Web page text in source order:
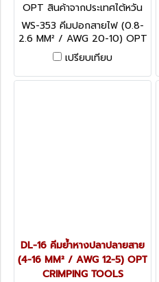
OPT สินค้าจากประเทศไต้หวัน
WS-353
WS-353 คีมปอกสายไฟ (0.8-
2.6 MM² / AWG 20-10) OPT
WIRE STRIPPING TOOL
เปรียบเทียบ
DL-16 คีมย้ำหางปลาปลายสาย
(4-16 MM² / AWG 12-5) OPT
CRIMPING TOOLS